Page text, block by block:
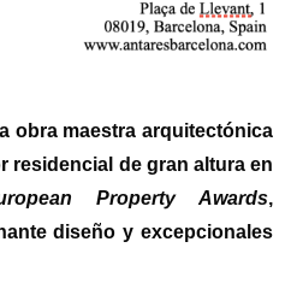
obra maestra arquitectónica
residencial de gran altura en
Property Awards,
diseño y excepcionales